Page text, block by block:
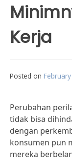
Kerja
Posted on
Perubahan
tidak bisa
dengan
konsumen pun
mereka